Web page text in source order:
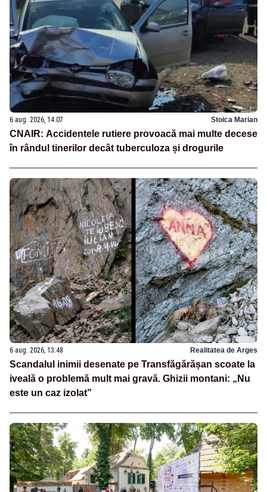
6 aug. 2026, 14:07 Stoica Marian
CNAIR: Accidentele rutiere provoacă mai multe decese
în rândul tinerilor decât tuberculoza și drogurile
6 aug. 2026, 13:48 Realitatea de Arges
Scandalul inimii desenate pe Transfăgărășan scoate la
iveală o problemă mult mai gravă. Ghizii montani: „Nu
este un caz izolat”